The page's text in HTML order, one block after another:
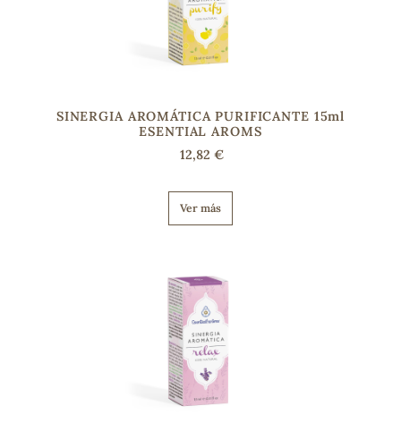
SINERGIA AROMÁTICA PURIFICANTE 15ml
ESENTIAL AROMS
12,82 €
Ver más